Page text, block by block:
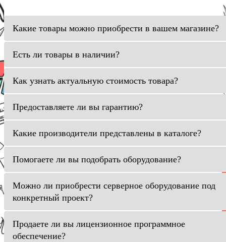
Какие товары можно приобрести в вашем магазине?
Есть ли товары в наличии?
Как узнать актуальную стоимость товара?
Предоставляете ли вы гарантию?
Какие производители представлены в каталоге?
Помогаете ли вы подобрать оборудование?
Можно ли приобрести серверное оборудование под
конкретный проект?
Продаете ли вы лицензионное программное
обеспечение?